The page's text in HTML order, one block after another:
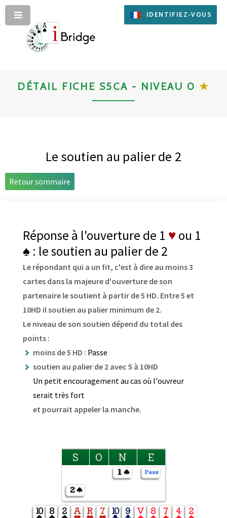
IDENTIFIEZ-VOUS
DÉTAIL FICHE S5CA - NIVEAU 0★
Le soutien au palier de 2
Retour sommaire
Réponse à l'ouverture de 1 ♥ ou 1
♠ : le soutien au palier de 2
Le répondant qui a un fit, c'est à dire au moins 3
cartes dans la majeure d'ouverture de son
partenaire le soutient à partir de 5 HD. Entre 5 et
10HD il soutien au palier minimum de 2.
Le niveau de son soutien dépend du total des
points :
moins de 5 HD : Passe
soutien au palier de 2 avec 5 à 10HD
Un petit encouragement au cas où l'ouvreur
serait très fort
et pourrait appeler la manche.
S O N E